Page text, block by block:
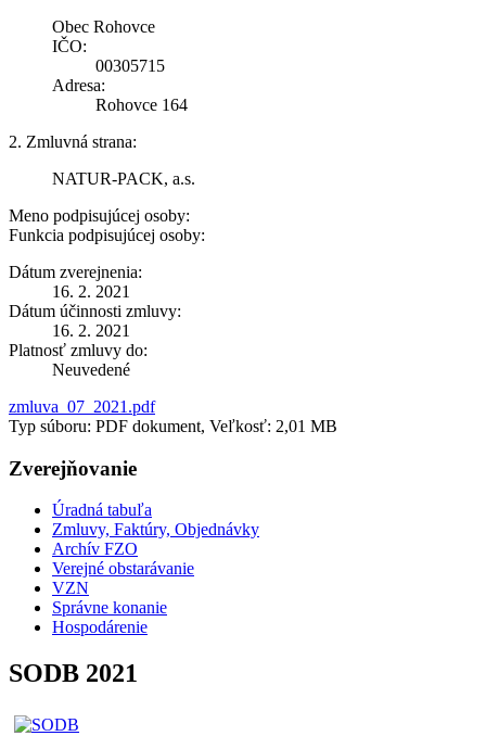
Obec Rohovce
IČO:
00305715
Adresa:
Rohovce 164
2. Zmluvná strana:
NATUR-PACK, a.s.
Meno podpisujúcej osoby:
Funkcia podpisujúcej osoby:
Dátum zverejnenia:
16. 2. 2021
Dátum účinnosti zmluvy:
16. 2. 2021
Platnosť zmluvy do:
Neuvedené
zmluva_07_2021.pdf
Typ súboru: PDF dokument, Veľkosť: 2,01 MB
Zverejňovanie
Úradná tabuľa
Zmluvy, Faktúry, Objednávky
Archív FZO
Verejné obstarávanie
VZN
Správne konanie
Hospodárenie
SODB 2021